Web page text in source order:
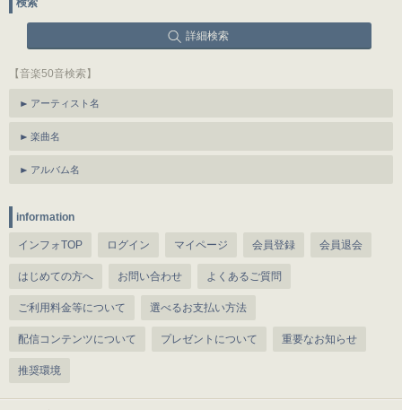
検索
詳細検索
【音楽50音検索】
アーティスト名
楽曲名
アルバム名
information
インフォTOP ログイン マイページ 会員登録 会員退会
はじめての方へ お問い合わせ よくあるご質問
ご利用料金等について 選べるお支払い方法
配信コンテンツについて プレゼントについて 重要なお知らせ
推奨環境